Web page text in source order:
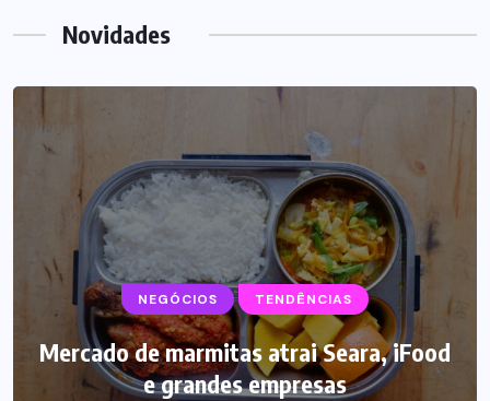
Novidades
NEGÓCIOS TENDÊNCIAS
Mercado de marmitas atrai Seara, iFood
e grandes empresas